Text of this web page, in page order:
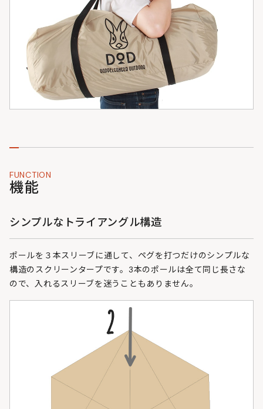
FUNCTION
機能
シンプルなトライアングル構造
ポールを３本スリーブに通して、ペグを打つだけのシンプルな
構造のスクリーンタープです。3本のポールは全て同じ長さな
ので、入れるスリーブを迷うこともありません。